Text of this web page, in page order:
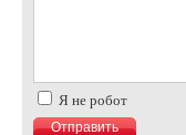
Я не робот